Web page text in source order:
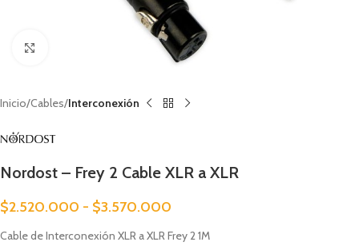
Inicio Cables Interconexión
Nordost – Frey 2 Cable XLR a XLR
$2.520.000 - $3.570.000
Cable de Interconexión XLR a XLR Frey 2 1M